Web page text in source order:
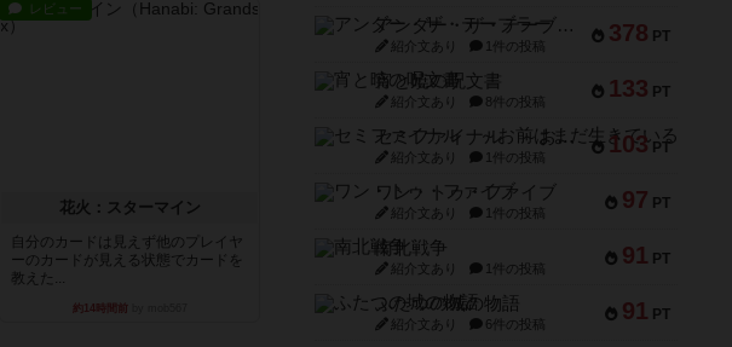
レビュー
花火：スターマイン
自分のカードは見えず他のプレイヤ
ーのカードが見える状態でカードを
教えた...
約14時間前
378 PT
アンダー・ザ・テーブラー
紹介文あり 1件の投稿
133 PT
宵と暁の呪文書
紹介文あり 8件の投稿
103 PT
セミファイナル ～お前はまだ生きている～
紹介文あり 1件の投稿
97 PT
ワン・トゥ・ファイブ
紹介文あり 1件の投稿
91 PT
南北戦争
紹介文あり 1件の投稿
91 PT
ふたつの城の物語
紹介文あり 6件の投稿